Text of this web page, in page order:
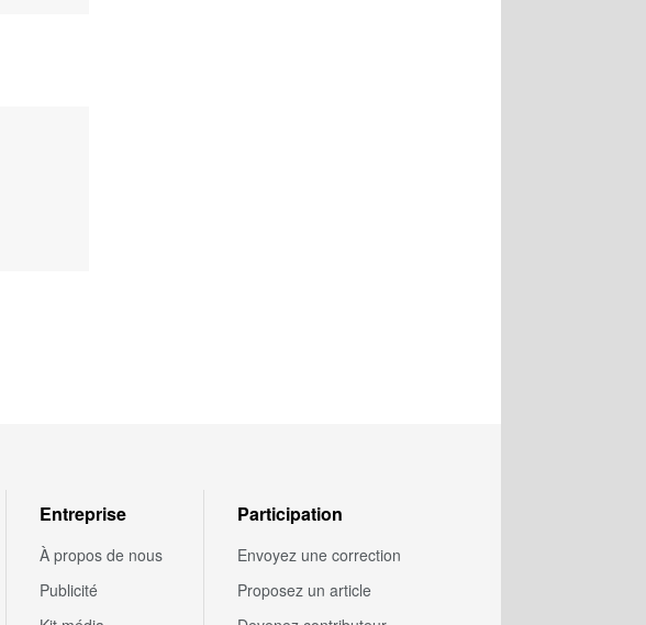
Entreprise
À propos de nous
Publicité
Participation
Envoyez une correction
Proposez un article